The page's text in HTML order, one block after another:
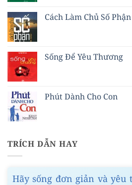
Cách Làm Chủ Số
Sống Để Yêu Thương
Phút Dành Cho Con
TRÍCH DẪN HAY
Hãy sống đơn giản và yêu